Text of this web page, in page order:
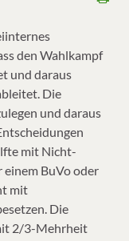
den Wahlkampf
und daraus
Die
und daraus
mit Nicht-
BuVo oder
mit
Die
2/3-Mehrheit